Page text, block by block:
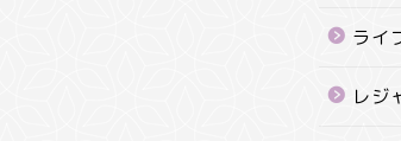
ライ
レジ